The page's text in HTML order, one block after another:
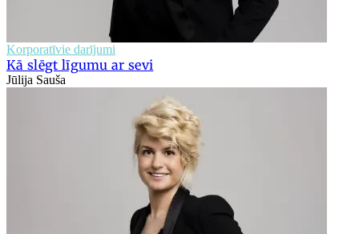
Korporatīvie darījumi
Kā slēgt līgumu ar sevi
Jūlija Sauša